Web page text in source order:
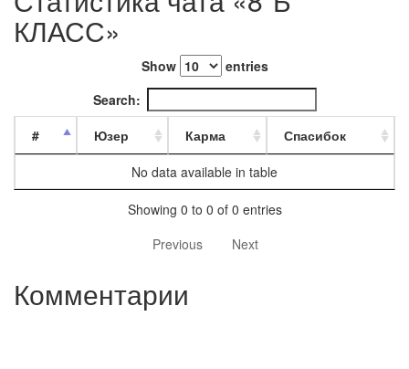
КЛАСС»
Show
entries
Search:
#
Юзер Карма
Спасибок
No data available in table
Showing 0 to 0 of 0 entries
Previous
Next
Комментарии